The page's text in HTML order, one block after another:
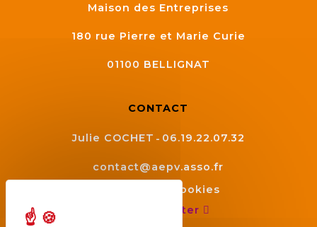
Maison des Entreprises
180 rue Pierre et Marie Curie
01100 BELLIGNAT
CONTACT
Julie COCHET 06.19.22.07.32
contact@aepv.asso.fr
Gestion des cookies
Nous contacter